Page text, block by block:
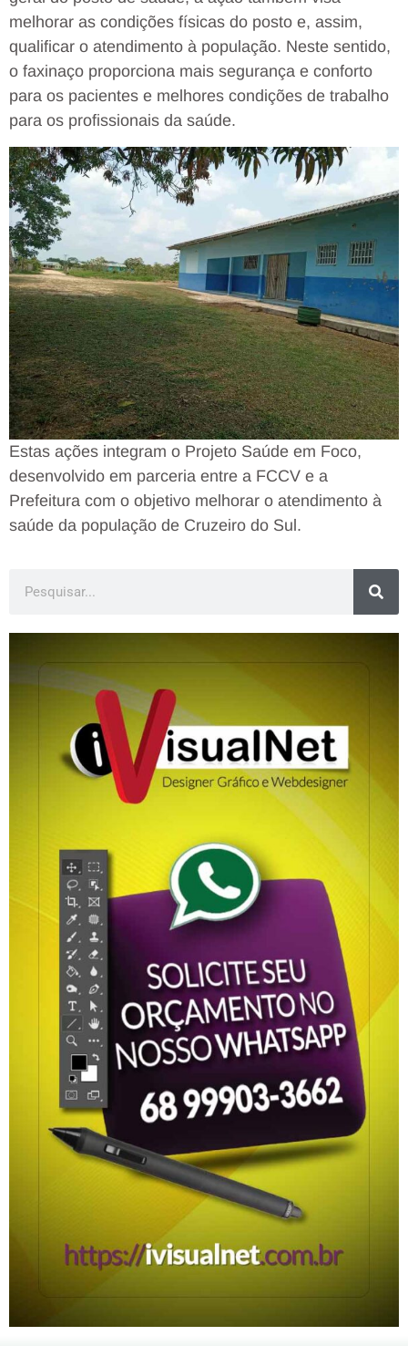
melhorar as condições físicas do posto e, assim,
qualificar o atendimento à população. Neste sentido,
o faxinaço proporciona mais segurança e conforto
para os pacientes e melhores condições de trabalho
para os profissionais da saúde.
Estas ações integram o Projeto Saúde em Foco,
desenvolvido em parceria entre a FCCV e a
Prefeitura com o objetivo melhorar o atendimento à
saúde da população de Cruzeiro do Sul.